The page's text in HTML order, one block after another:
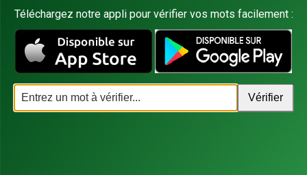
Téléchargez notre appli pour vérifier vos mots facilement :